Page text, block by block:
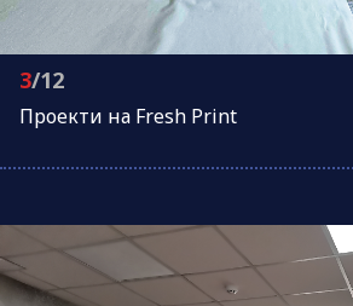
3/12
Проeкти на Fresh Print